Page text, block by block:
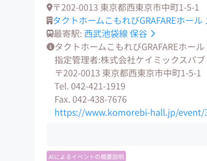
〒202-0013 東京都西東京市中町1-5-1
タクトホームこもれびGRAFAREホール
最寄駅: 西武池袋線保谷
タクトホームこもれびGRAFAREホー
指定管理者:株式会社ケイミックスパ
〒202-0013 東京都西東京市中町1-5-1
Tel. 042-421-1919
Fax. 042-438-7676
https://www.komorebi-hall.jp/event/
AIによるイベントの概要説明